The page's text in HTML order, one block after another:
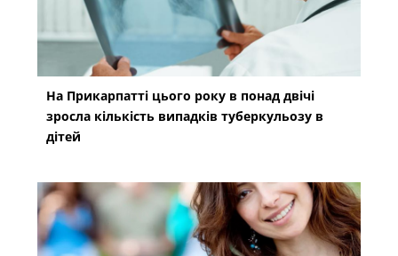
На Прикарпатті цього року в понад двічі
зросла кількість випадків туберкульозу в
дітей